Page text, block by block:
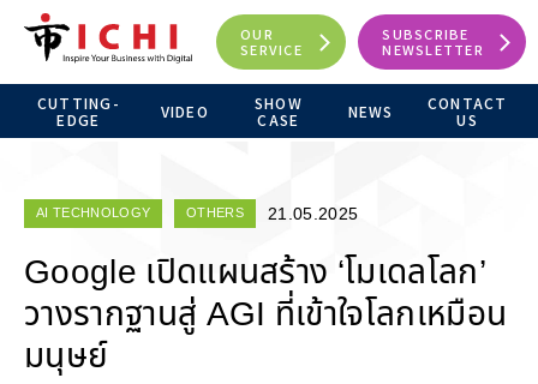
OUR
SERVICE
SUBSCRIBE
NEWSLETTER
CUTTING-
EDGE
VIDEO
SHOW
CASE
NEWS
CONTACT
US
AI TECHNOLOGY OTHERS 21.05.2025
Google เปิดแผนสร้าง ‘โมเดลโลก’
วางรากฐานสู่ AGI ที่เข้าใจโลกเหมือน
มนุษย์